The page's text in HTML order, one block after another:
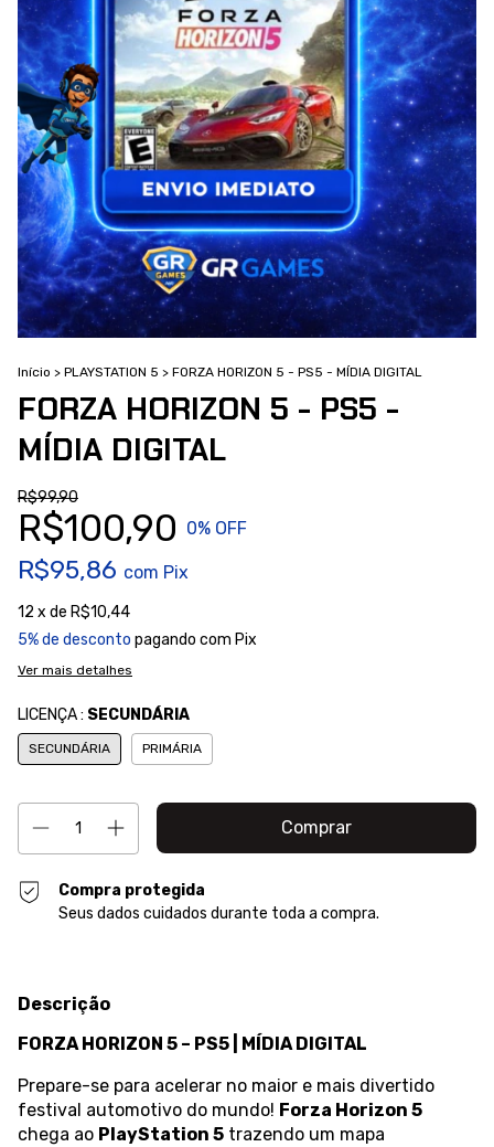
Início > PLAYSTATION 5 > FORZA HORIZON 5 - PS5 - MÍDIA DIGITAL
FORZA HORIZON 5 - PS5 -
MÍDIA DIGITAL
R$99,90
R$100,90 0% OFF
R$95,86 com Pix
12 x de R$10,44
5% de desconto pagando com Pix
Ver mais detalhes
LICENÇA : SECUNDÁRIA
SECUNDÁRIA PRIMÁRIA
Compra protegida
Seus dados cuidados durante toda a compra.
Descrição
FORZA HORIZON 5 – PS5 | MÍDIA DIGITAL
Prepare-se para acelerar no maior e mais divertido
festival automotivo do mundo! Forza Horizon 5
chega ao PlayStation 5 trazendo um mapa